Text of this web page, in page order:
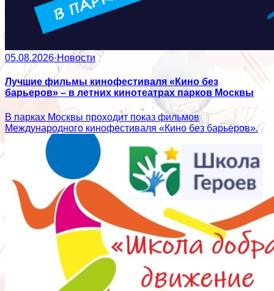
05.08.2026·Новости
Лучшие фильмы кинофестиваля «Кино без
барьеров» – в летних кинотеатрах парков Москвы
В парках Москвы проходит показ фильмов
Международного кинофестиваля «Кино без барьеров».